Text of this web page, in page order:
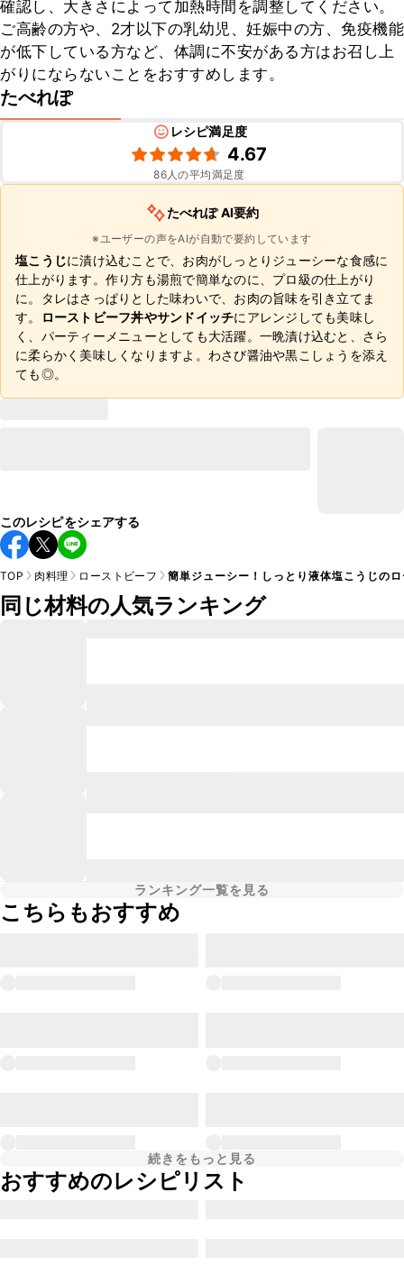
確認し、大きさによって加熱時間を調整してください。
ご高齢の方や、2才以下の乳幼児、妊娠中の方、免疫機能
が低下している方など、体調に不安がある方はお召し上
がりにならないことをおすすめします。
たべれぽ
レシピ満足度
4.67
86人の平均満足度
たべれぽ AI要約
※ユーザーの声をAIが自動で要約しています
塩こうじに漬け込むことで、お肉がしっとりジューシーな食感に
仕上がります。作り方も湯煎で簡単なのに、プロ級の仕上がり
に。タレはさっぱりとした味わいで、お肉の旨味を引き立てま
す。
ローストビーフ丼やサンドイッチにアレンジしても美味し
く、パーティーメニューとしても大活躍。一晩漬け込むと、さら
に柔らかく美味しくなりますよ。わさび醤油や黒こしょうを添え
ても◎。
このレシピをシェアする
TOP 肉料理 ローストビーフ 簡単ジューシー！しっとり液体塩こうじの
同じ材料の人気ランキング
ランキング一覧を見る
こちらもおすすめ
続きをもっと見る
おすすめのレシピリスト